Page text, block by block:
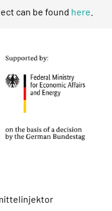
can be found here